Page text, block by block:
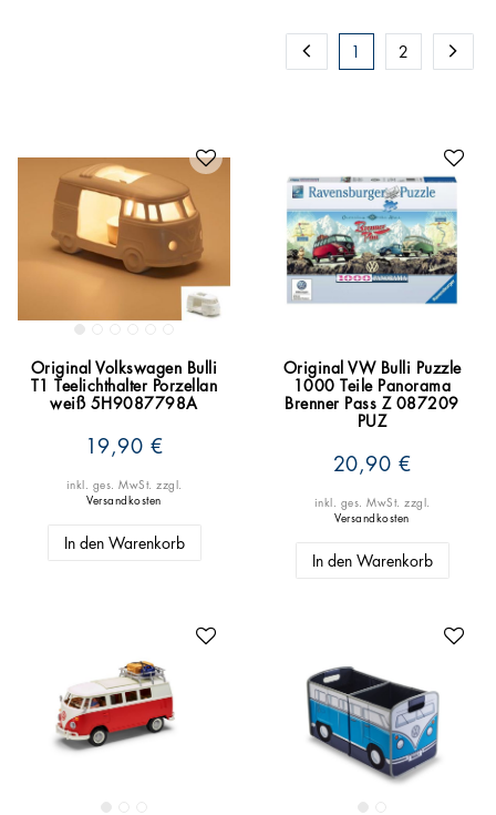
1 2
Original Volkswagen Bulli
T1 Teelichthalter Porzellan
weiß 5H9087798A
19,90 €
inkl. ges. MwSt. zzgl.
Versandkosten
In den Warenkorb
Original VW Bulli Puzzle
1000 Teile Panorama
Brenner Pass Z 087209
PUZ
20,90 €
inkl. ges. MwSt. zzgl.
Versandkosten
In den Warenkorb